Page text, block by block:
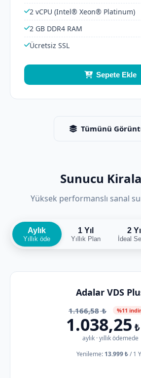
2 vCPU (Intel® Xeon® Platinum)
2 GB DDR4 RAM
Ücretsiz SSL
Sepete Ekle
Tümünü
Sunucu
Yüksek performanslı sanal
Aylık
Yıllık öde
1 Yıl
Yıllık Plan
2 Yıl
İdeal
Adalar VDS
1.166,58₺ %11
1.038,25 ₺
aylık · yıllık ödemede
Yenileme: 13.999 ₺/1